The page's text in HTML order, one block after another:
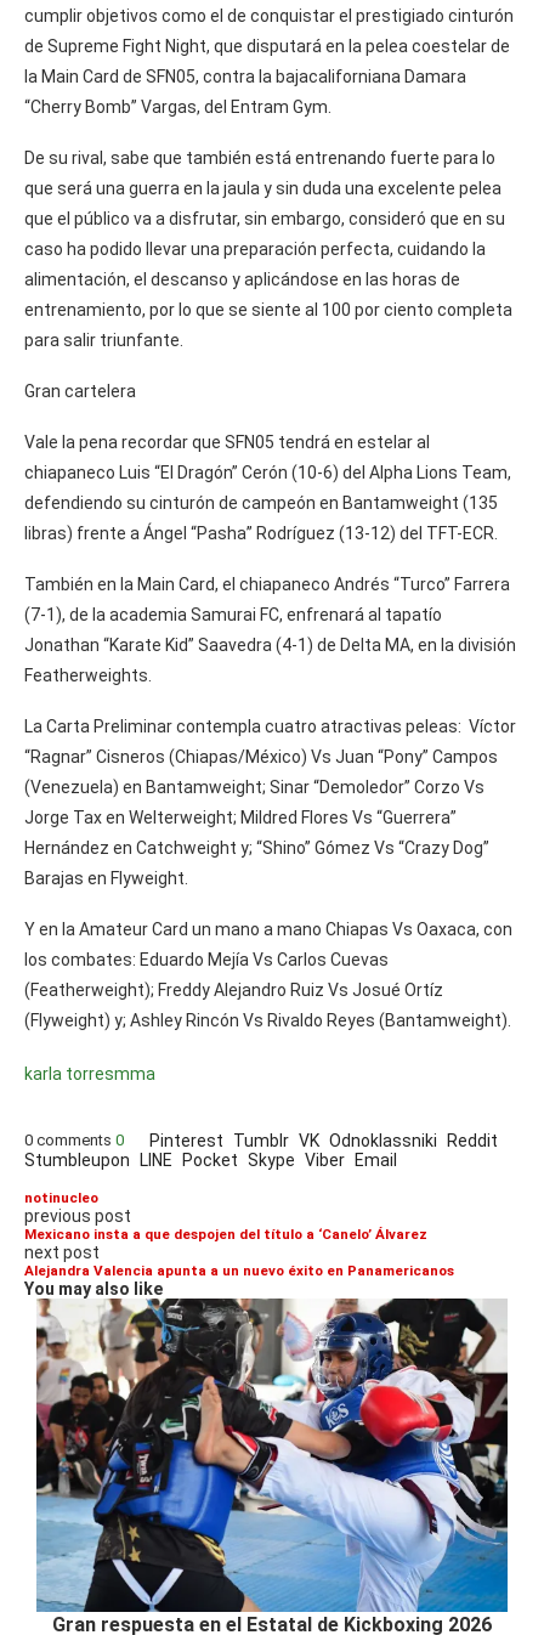
cumplir objetivos como el de conquistar el prestigiado cinturón
de Supreme Fight Night, que disputará en la pelea coestelar de
la Main Card de SFN05, contra la bajacaliforniana Damara
“Cherry Bomb” Vargas, del Entram Gym.
De su rival, sabe que también está entrenando fuerte para lo
que será una guerra en la jaula y sin duda una excelente pelea
que el público va a disfrutar, sin embargo, consideró que en su
caso ha podido llevar una preparación perfecta, cuidando la
alimentación, el descanso y aplicándose en las horas de
entrenamiento, por lo que se siente al 100 por ciento completa
para salir triunfante.
Gran cartelera
Vale la pena recordar que SFN05 tendrá en estelar al
chiapaneco Luis “El Dragón” Cerón (10-6) del Alpha Lions Team,
defendiendo su cinturón de campeón en Bantamweight (135
libras) frente a Ángel “Pasha” Rodríguez (13-12) del TFT-ECR.
También en la Main Card, el chiapaneco Andrés “Turco” Farrera
(7-1), de la academia Samurai FC, enfrenará al tapatío
Jonathan “Karate Kid” Saavedra (4-1) de Delta MA, en la división
Featherweights.
La Carta Preliminar contempla cuatro atractivas peleas: Víctor
“Ragnar” Cisneros (Chiapas/México) Vs Juan “Pony” Campos
(Venezuela) en Bantamweight; Sinar “Demoledor” Corzo Vs
Jorge Tax en Welterweight; Mildred Flores Vs “Guerrera”
Hernández en Catchweight y; “Shino” Gómez Vs “Crazy Dog”
Barajas en Flyweight.
Y en la Amateur Card un mano a mano Chiapas Vs Oaxaca, con
los combates: Eduardo Mejía Vs Carlos Cuevas
(Featherweight); Freddy Alejandro Ruiz Vs Josué Ortíz
(Flyweight) y; Ashley Rincón Vs Rivaldo Reyes (Bantamweight).
karla torresmma
0 comments 0 Pinterest Tumblr VK Odnoklassniki Reddit
Stumbleupon LINE Pocket Skype Viber Email
notinucleo
previous post
Mexicano insta a que despojen del título a ‘Canelo’ Álvarez
next post
Alejandra Valencia apunta a un nuevo éxito en Panamericanos
You may also like
Gran respuesta en el Estatal de Kickboxing 2026